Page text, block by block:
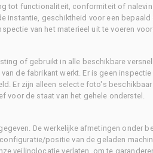
tot functionaliteit, conformiteit of
instantie, geschiktheid voor een
van het materieel uit te voeren
of gebruikt in alle beschikbare
de fabrikant werkt. Er is geen
Er zijn alleen selecte foto's
voor de staat van het gehele onderstel.
De werkelijke afmetingen onder
positie van de geladen
veilinglocatie verlaten, om te